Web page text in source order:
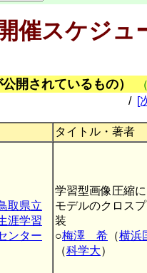
催スケジュ
開されているもの）
/ [
タイトル・著者
取県立
涯学習
ンター
学習型画像圧縮
モデルのクロス
装
○梅澤 希 （横浜
（科学大）